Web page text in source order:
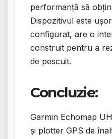
performanță să
Dispozitivul este
configurat, are o
construit pentru a
de pescuit.
Concluzie:
Garmin Echomap
și plotter GPS de